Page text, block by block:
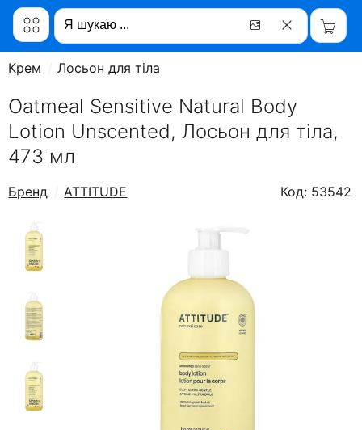
Крем Лосьон для тіла
Oatmeal Sensitive Natural Body
Lotion Unscented, Лосьон для тіла,
473 мл
Бренд ATTITUDE Код: 53542